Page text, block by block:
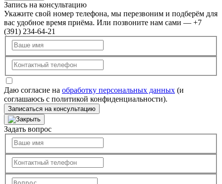
Запись на консультацию
Укажите свой номер телефона, мы перезвоним и подберём для
вас удобное время приёма. Или позвоните нам сами — +7
(391) 234-64-21
Даю согласие на обработку персональных данных (и
соглашаюсь с политикой конфиденциальности).
Записаться на консультацию
Задать вопрос